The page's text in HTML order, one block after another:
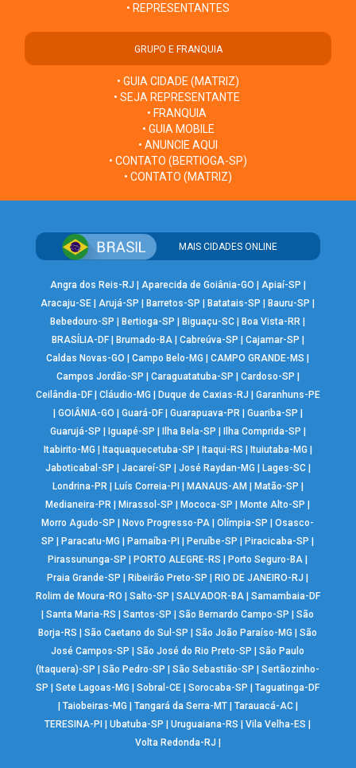
• REPRESENTANTES
GRUPO E FRANQUIA
• GUIA CIDADE (MATRIZ)
• SEJA REPRESENTANTE
• FRANQUIA
• GUIA MOBILE
• ANUNCIE AQUI
• CONTATO (BERTIOGA-SP)
• CONTATO (MATRIZ)
MAIS CIDADES ONLINE
Angra dos Reis-RJ | Aparecida de Goiânia-GO | Apiaí-SP |
Aracaju-SE | Arujá-SP |Barretos-SP |Batatais-SP |Bauru-SP |
Bebedouro-SP |Bertioga-SP |Biguaçu-SC |Boa Vista-RR |
BRASÍLIA-DF| Brumado-BA| Cabreúva-SP | Cajamar-SP |
Caldas Novas-GO |Campo Belo-MG |CAMPO GRANDE-MS |
Campos Jordão-SP | Caraguatatuba-SP | Cardoso-SP |
Ceilândia-DF| Cláudio-MG | Duque de Caxias-RJ | Garanhuns-PE
| GOIÂNIA-GO | Guará-DF| Guarapuava-PR | Guariba-SP |
Guarujá-SP | Iguapé-SP | Ilha Bela-SP | Ilha Comprida-SP |
Itabirito-MG | Itaquaquecetuba-SP | Itaqui-RS | Ituiutaba-MG |
Jaboticabal-SP | Jacareí-SP | José Raydan-MG | Lages-SC|
Londrina-PR | Luís Correia-PI | MANAUS-AM | Matão-SP |
Medianeira-PR |Mirassol-SP |Mococa-SP |Monte Alto-SP |
Morro Agudo-SP |Novo Progresso-PA |Olímpia-SP |Osasco-
SP |Paracatu-MG |Parnaíba-PI |Peruíbe-SP |Piracicaba-SP |
Pirassununga-SP |PORTO ALEGRE-RS |Porto Seguro-BA |
Praia Grande-SP |Ribeirão Preto-SP |RIO DE JANEIRO-RJ |
Rolim de Moura-RO | Salto-SP | SALVADOR-BA| Samambaia-DF
|Santa Maria-RS |Santos-SP |São Bernardo Campo-SP |São
Borja-RS |São Caetano do Sul-SP |São João Paraíso-MG |São
José Campos-SP |São José do Rio Preto-SP |São Paulo
(Itaquera)-SP |São Pedro-SP |São Sebastião-SP |Sertãozinho-
SP |Sete Lagoas-MG |Sobral-CE |Sorocaba-SP |Taguatinga-DF
| Taiobeiras-MG | Tangará da Serra-MT| Tarauacá-AC|
TERESINA-PI |Ubatuba-SP |Uruguaiana-RS |Vila Velha-ES |
Volta Redonda-RJ |